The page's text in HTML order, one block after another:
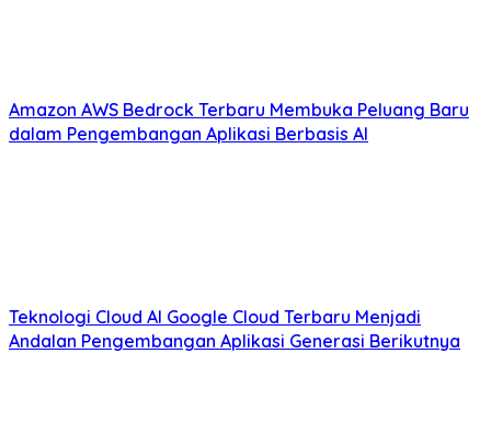
Amazon AWS Bedrock Terbaru Membuka Peluang Baru
dalam Pengembangan Aplikasi Berbasis AI
Teknologi Cloud AI Google Cloud Terbaru Menjadi
Andalan Pengembangan Aplikasi Generasi Berikutnya